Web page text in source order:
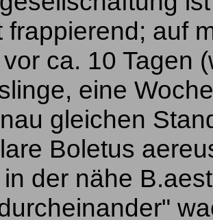
frappierend; auf
ca. 10 Tagen
eine
gleichen
Boletus
der nähe